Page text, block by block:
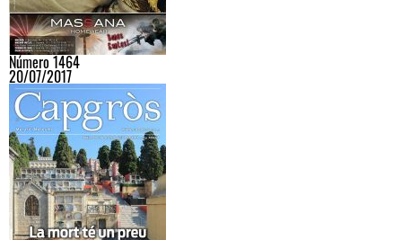
Número 1464
20/07/2017